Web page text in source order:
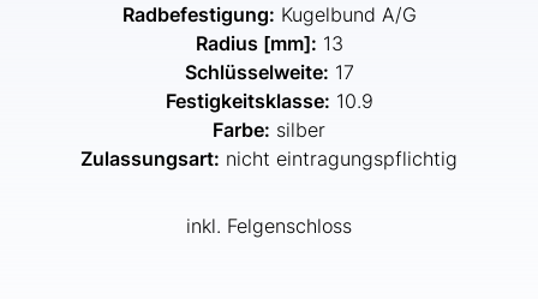
Radbefestigung: Kugelbund A/G
Radius [mm]: 13
Schlüsselweite: 17
Festigkeitsklasse: 10.9
Farbe: silber
Zulassungsart: nicht eintragungspflichtig
inkl. Felgenschloss